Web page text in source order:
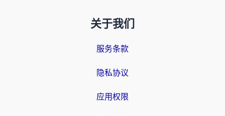
关于我们
服务条款
隐私协议
应用权限